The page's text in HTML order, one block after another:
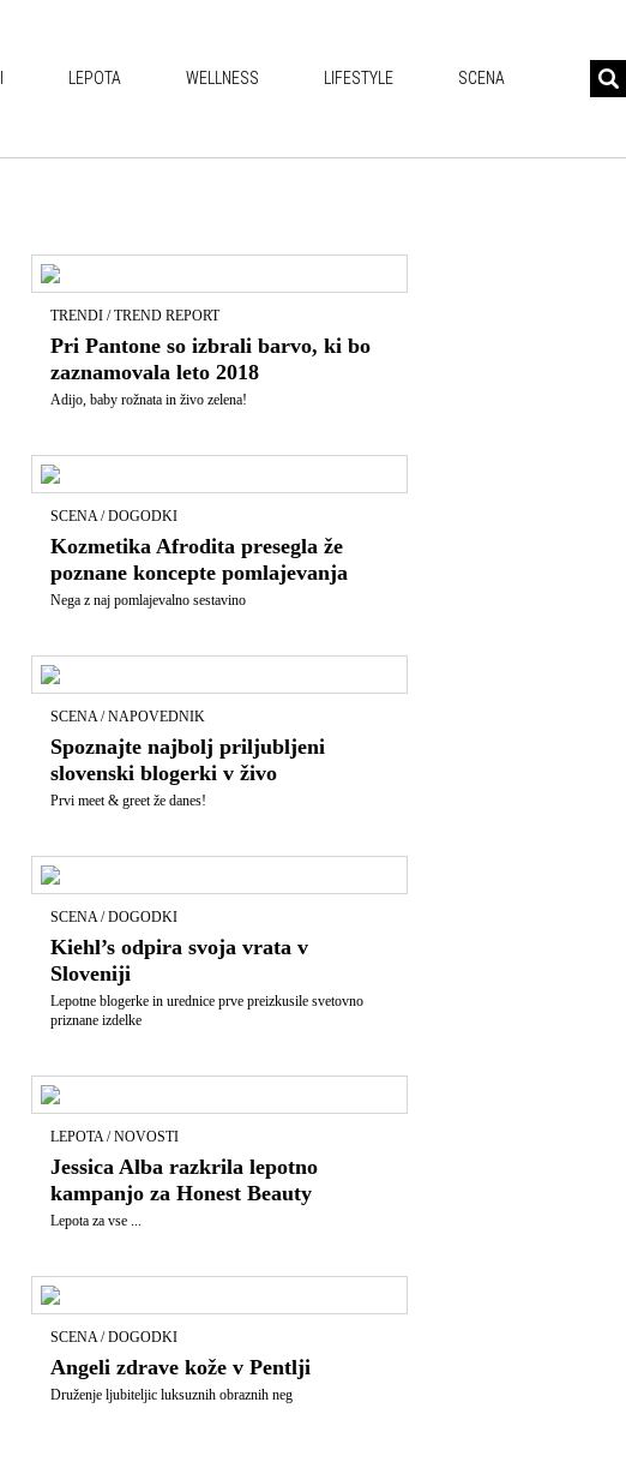
LEPOTA WELLNESS LIFESTYLE SCENA
TRENDI / TREND REPORT
Pri Pantone so izbrali barvo, ki bo
zaznamovala leto 2018
Adijo, baby rožnata in živo zelena!
SCENA / DOGODKI
Kozmetika Afrodita presegla že
poznane koncepte pomlajevanja
Nega z naj pomlajevalno sestavino
SCENA / NAPOVEDNIK
Spoznajte najbolj priljubljeni
slovenski blogerki v živo
Prvi meet & greet že danes!
SCENA / DOGODKI
Kiehl’s odpira svoja vrata v
Sloveniji
Lepotne blogerke in urednice prve preizkusile svetovno
priznane izdelke
LEPOTA / NOVOSTI
Jessica Alba razkrila lepotno
kampanjo za Honest Beauty
Lepota za vse ...
SCENA / DOGODKI
Angeli zdrave kože v Pentlji
Druženje ljubiteljic luksuznih obraznih neg